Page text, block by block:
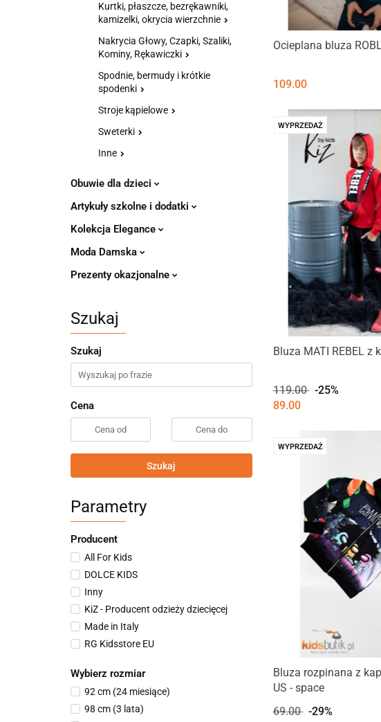
Kurtki, płaszcze, bezrękawniki,
kamizelki, okrycia wierzchnie
Nakrycia Głowy, Czapki, Szaliki,
Kominy, Rękawiczki
Spodnie, bermudy i krótkie
spodenki
Stroje kąpielowe
Sweterki
Inne
Obuwie dla dzieci
Artykuły szkolne i dodatki
Kolekcja Elegance
Moda Damska
Prezenty okazjonalne
Szukaj
Szukaj
Cena
Szukaj
Parametry
Producent
All For Kids
DOLCE KIDS
Inny
KiZ - Producent odzieży dziecięcej
Made in Italy
RG Kidsstore EU
Wybierz rozmiar
92 cm (24 miesiące)
98 cm (3 lata)
Ocieplana bluza
109.00
WYPRZEDAŻ
Bluza MATI REBEL z
119.00
-25%
89.00
WYPRZEDAŻ
Bluza rozpinana z
US - space
69.00
-29%